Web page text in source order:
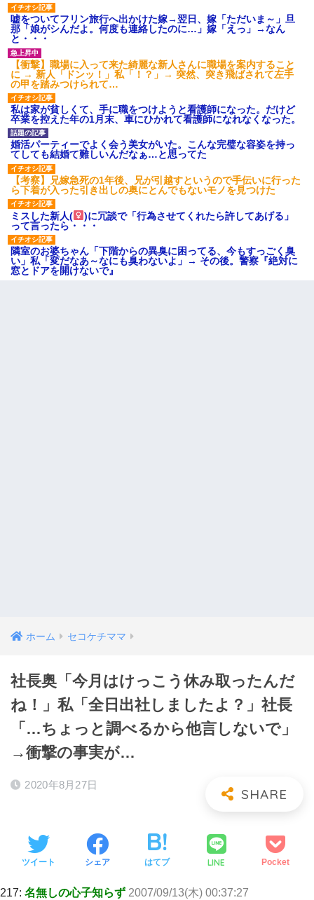
嘘をついてフリン旅行へ出かけた嫁→翌日、嫁「ただいま～」旦
那「娘がシんだよ。何度も連絡したのに…」嫁「えっ」→なん
と・・・
【衝撃】職場に入って来た綺麗な新人さんに職場を案内すること
に → 新人「ドンッ！」私「！？」→ 突然、突き飛ばされて左手
の甲を踏みつけられて…
私は家が貧しくて、手に職をつけようと看護師になった。だけど
卒業を控えた年の1月末、車にひかれて看護師になれなくなった。
婚活パーティーでよく会う美女がいた。こんな完璧な容姿を持っ
てしても結婚て難しいんだなぁ…と思ってた
【考察】兄嫁急死の1年後、兄が引越すというので手伝いに行った
ら下着が入った引き出しの奥にとんでもないモノを見つけた
ミスした新人(
)に冗談で「行為させてくれたら許してあげる」
って言ったら・・・
隣室のお婆ちゃん「下階からの異臭に困ってる、今もすっごく臭
い」私「変だなあ～なにも臭わないよ」→ その後。警察『絶対に
窓とドアを開けないで』
ホーム セコケチママ
社長奥「今月はけっこう休み取ったんだ
ね！」私「全日出社しましたよ？」社長
「…ちょっと調べるから他言しないで」
→衝撃の事実が…
2020年8月27日
ツイート シェア はてブ LINE Pocket
217: 名無しの心子知らず 2007/09/13(木) 00:37:27